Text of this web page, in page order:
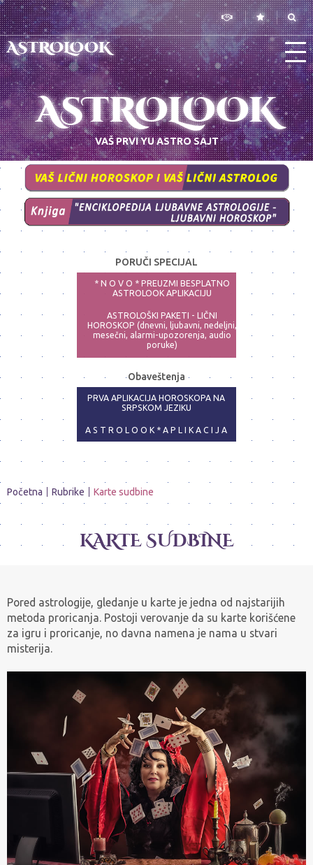
ASTROLOOK
ASTROLOOK
VAŠ PRVI YU ASTRO SAJT
PORUČI SPECIJAL
* N O V O * PREUZMI BESPLATNO
ASTROLOOK APLIKACIJU
ASTROLOŠKI PAKETI - LIČNI
HOROSKOP (dnevni, ljubavni, nedeljni,
mesečni, alarmi-upozorenja, audio
poruke)
ANALIZE
Obaveštenja
PRVA APLIKACIJA HOROSKOPA NA
SRPSKOM JEZIKU
A S T R O L O O K * A P L I K A C I J A
Početna Rubrike Karte sudbine
KARTE SUDBINE
Pored astrologije, gledanje u karte je jedna od najstarijih
metoda proricanja. Postoji verovanje da su karte korišćene
za igru i proricanje, no davna namena je nama u stvari
misterija.